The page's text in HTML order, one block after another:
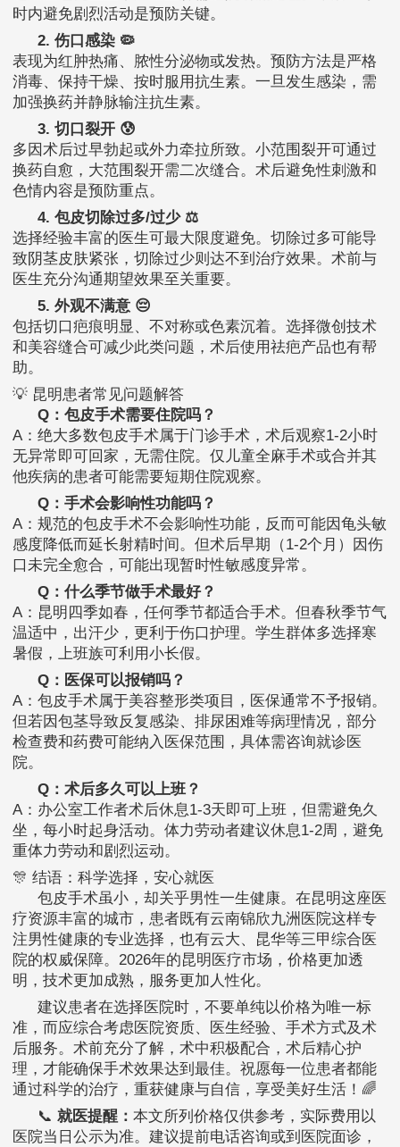
时内避免剧烈活动是预防关键。
2. 伤口感染 🦠
表现为红肿热痛、脓性分泌物或发热。预防方法是严格
消毒、保持干燥、按时服用抗生素。一旦发生感染，需
加强换药并静脉输注抗生素。
3. 切口裂开 😰
多因术后过早勃起或外力牵拉所致。小范围裂开可通过
换药自愈，大范围裂开需二次缝合。术后避免性刺激和
色情内容是预防重点。
4. 包皮切除过多/过少 ⚖️
选择经验丰富的医生可最大限度避免。切除过多可能导
致阴茎皮肤紧张，切除过少则达不到治疗效果。术前与
医生充分沟通期望效果至关重要。
5. 外观不满意 😔
包括切口疤痕明显、不对称或色素沉着。选择微创技术
和美容缝合可减少此类问题，术后使用祛疤产品也有帮
助。
💡 昆明患者常见问题解答
Q：包皮手术需要住院吗？
A：绝大多数包皮手术属于门诊手术，术后观察1-2小时
无异常即可回家，无需住院。仅儿童全麻手术或合并其
他疾病的患者可能需要短期住院观察。
Q：手术会影响性功能吗？
A：规范的包皮手术不会影响性功能，反而可能因龟头敏
感度降低而延长射精时间。但术后早期（1-2个月）因伤
口未完全愈合，可能出现暂时性敏感度异常。
Q：什么季节做手术最好？
A：昆明四季如春，任何季节都适合手术。但春秋季节气
温适中，出汗少，更利于伤口护理。学生群体多选择寒
暑假，上班族可利用小长假。
Q：医保可以报销吗？
A：包皮手术属于美容整形类项目，医保通常不予报销。
但若因包茎导致反复感染、排尿困难等病理情况，部分
检查费和药费可能纳入医保范围，具体需咨询就诊医
院。
Q：术后多久可以上班？
A：办公室工作者术后休息1-3天即可上班，但需避免久
坐，每小时起身活动。体力劳动者建议休息1-2周，避免
重体力劳动和剧烈运动。
🎊 结语：科学选择，安心就医
包皮手术虽小，却关乎男性一生健康。在昆明这座医
疗资源丰富的城市，患者既有云南锦欣九洲医院这样专
注男性健康的专业选择，也有云大、昆华等三甲综合医
院的权威保障。2026年的昆明医疗市场，价格更加透
明，技术更加成熟，服务更加人性化。
建议患者在选择医院时，不要单纯以价格为唯一标
准，而应综合考虑医院资质、医生经验、手术方式及术
后服务。术前充分了解，术中积极配合，术后精心护
理，才能确保手术效果达到最佳。祝愿每一位患者都能
通过科学的治疗，重获健康与自信，享受美好生活！🌈
📞 就医提醒： 本文所列价格仅供参考，实际费用以
医院当日公示为准。建议提前电话咨询或到医院面诊，